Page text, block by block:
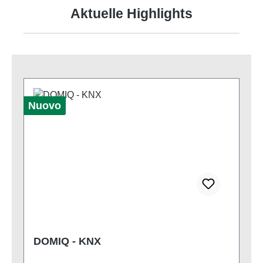
Aktuelle Highlights
Nuovo
DOMIQ - KNX